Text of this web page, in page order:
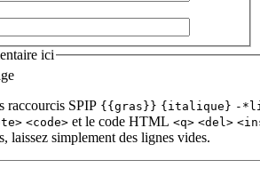
ici
raccourcis SPIP {{gras}} {italique} -
<code> et le code HTML <q> <del>
laissez simplement des lignes vides.